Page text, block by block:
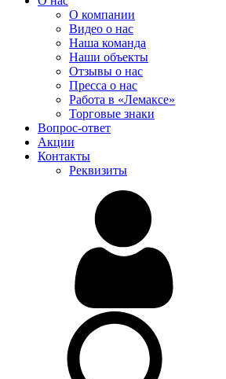
О компании
Видео о нас
Наша команда
Наши объекты
Отзывы о нас
Пресса о нас
Работа в «Лемаксе»
Торговые знаки
Вопрос-ответ
Акции
Контакты
Реквизиты